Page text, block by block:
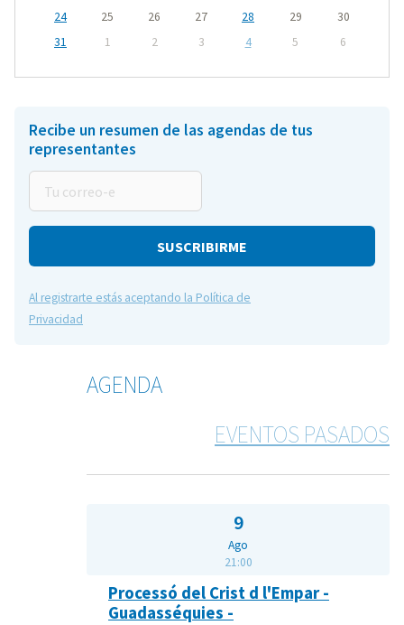
24
25 26 27 28 29
30
31
1 2 3 4 5 6
Recibe un resumen de las agendas de tus
representantes
correo-
e
Al registrarte estás aceptando la Política de
Privacidad
AGENDA
EVENTOS PASADOS
9
Ago
21:00
Processó del Crist d l'Empar -
Guadasséquies -